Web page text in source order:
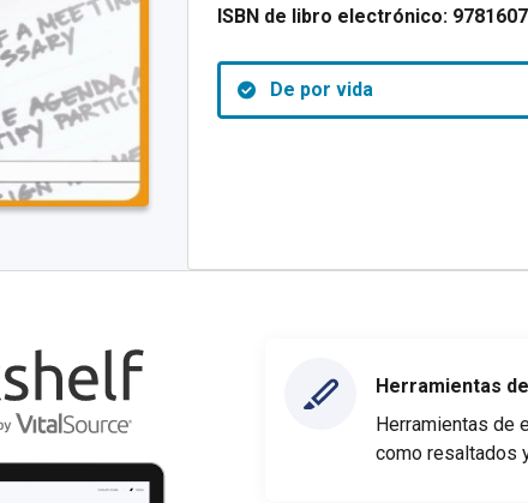
ISBN de libro electrónico:
De por vida
Herramientas
Herramientas de
como resaltados